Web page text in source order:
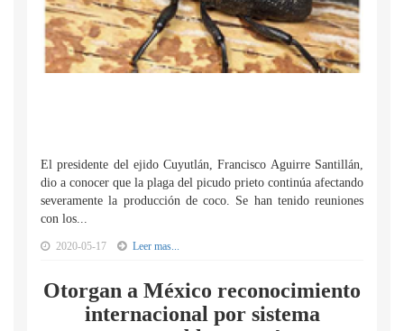
El presidente del ejido Cuyutlán, Francisco Aguirre Santillán,
dio a conocer que la plaga del picudo prieto continúa afectando
severamente la producción de coco. Se han tenido reuniones
con los...
2020-05-17 Leer mas...
Otorgan a México reconocimiento
internacional por sistema